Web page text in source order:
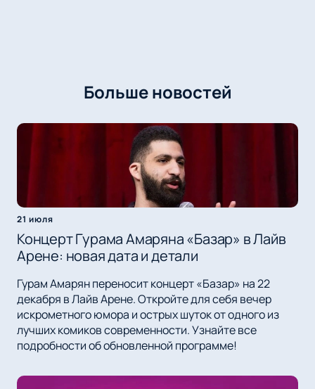
Больше новостей
21 июля
Концерт Гурама Амаряна «Базар» в Лайв
Арене: новая дата и детали
Гурам Амарян переносит концерт «Базар» на 22
декабря в Лайв Арене. Откройте для себя вечер
искрометного юмора и острых шуток от одного из
лучших комиков современности. Узнайте все
подробности об обновленной программе!